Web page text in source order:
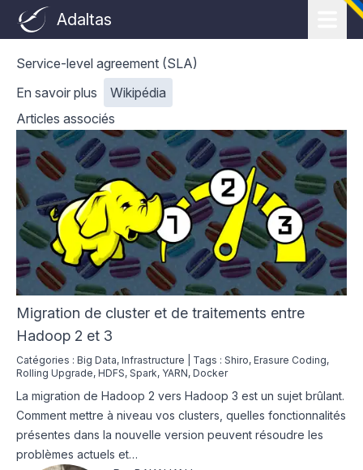
Adaltas
Service-level agreement (SLA)
En savoir plus
Wikipédia
Articles associés
Migration de cluster et de traitements entre
Hadoop 2 et 3
Catégories : Big Data, Infrastructure Tags : Shiro, Erasure Coding,
Rolling Upgrade, HDFS, Spark, YARN, Docker
La migration de Hadoop 2 vers Hadoop 3 est un sujet brûlant.
Comment mettre à niveau vos clusters, quelles fonctionnalités
présentes dans la nouvelle version peuvent résoudre les
problèmes actuels et…